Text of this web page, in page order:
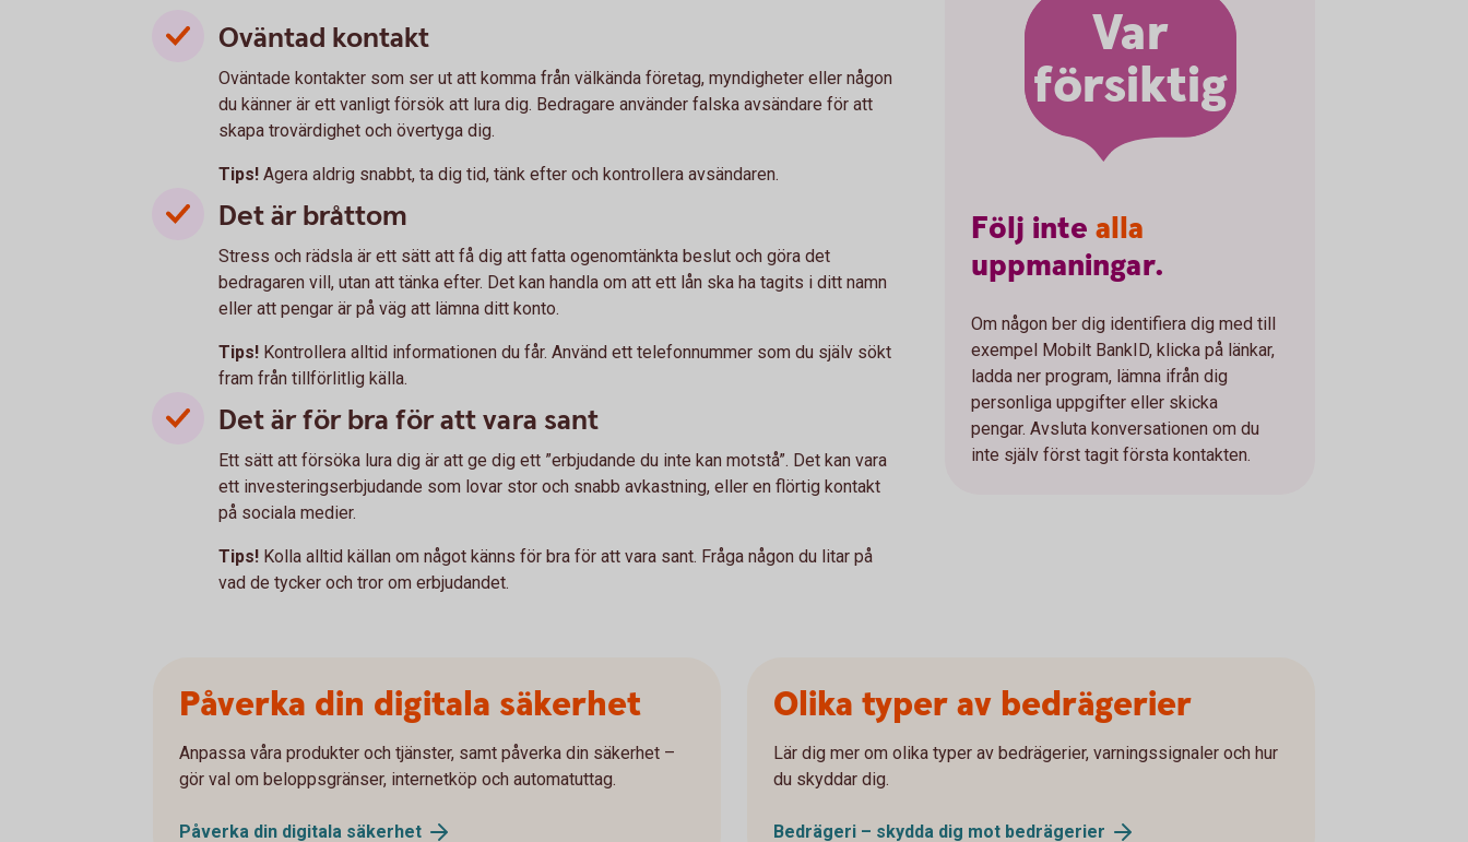
Oväntad kontakt
Oväntade kontakter som ser ut att komma från välkända företag, myndigheter eller någon
du känner är ett vanligt försök att lura dig. Bedragare använder falska avsändare för att
skapa trovärdighet och övertyga dig.
Tips! Agera aldrig snabbt, ta dig tid, tänk efter och kontrollera avsändaren.
Det är bråttom
Stress och rädsla är ett sätt att få dig att fatta ogenomtänkta beslut och göra det
bedragaren vill, utan att tänka efter. Det kan handla om att ett lån ska ha tagits i ditt namn
eller att pengar är på väg att lämna ditt konto.
Tips! Kontrollera alltid informationen du får. Använd ett telefonnummer som du själv sökt
fram från tillförlitlig källa.
Det är för bra för att vara sant
Ett sätt att försöka lura dig är att ge dig ett ”erbjudande du inte kan motstå”. Det kan vara
ett investeringserbjudande som lovar stor och snabb avkastning, eller en flörtig kontakt
på sociala medier.
Tips! Kolla alltid källan om något känns för bra för att vara sant. Fråga någon du litar på
vad de tycker och tror om erbjudandet.
Var
försiktig
Följ inte alla
uppmaningar.
Om någon ber dig identifiera dig med till
exempel Mobilt BankID, klicka på länkar,
ladda ner program, lämna ifrån dig
personliga uppgifter eller skicka
pengar. Avsluta konversationen om du
inte själv först tagit första kontakten.
Påverka din digitala säkerhet
Anpassa våra produkter och tjänster, samt påverka din säkerhet –
gör val om beloppsgränser, internetköp och automatuttag.
Påverka din digitala säkerhet
Olika typer av bedrägerier
Lär dig mer om olika typer av bedrägerier, varningssignaler och hur
du skyddar dig.
Bedrägeri – skydda dig mot bedrägerier